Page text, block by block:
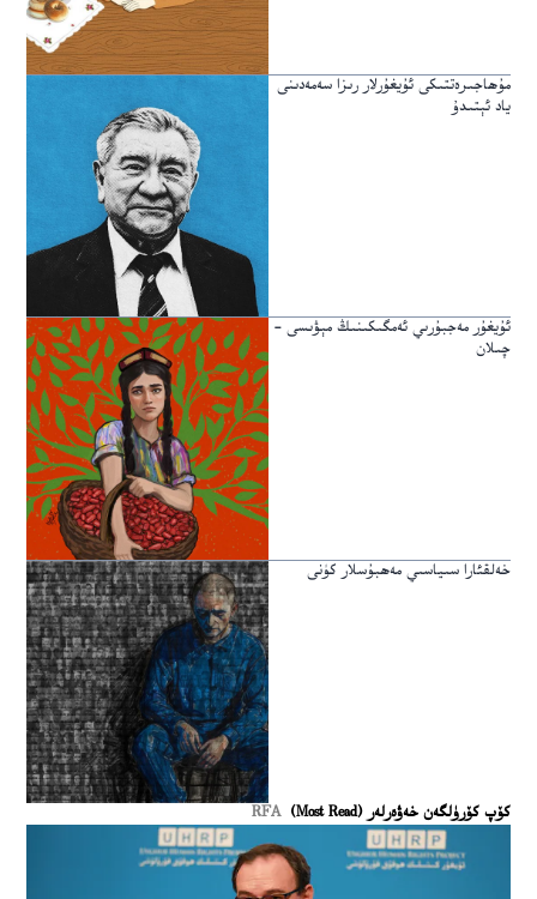
مۇھاجىرەتتىكى ئۇيغۇرلار رىزا سەمەدىنى
ياد ئېتىدۇ
ئۇيغۇر مەجبۇرىي ئەمگىكىنىڭ مېۋىسى -
چىلان
خەلقئارا سىياسىي مەھبۇسلار كۈنى
كۆپ كۆرۈلگەن خەۋەرلەر (Most Read) RFA